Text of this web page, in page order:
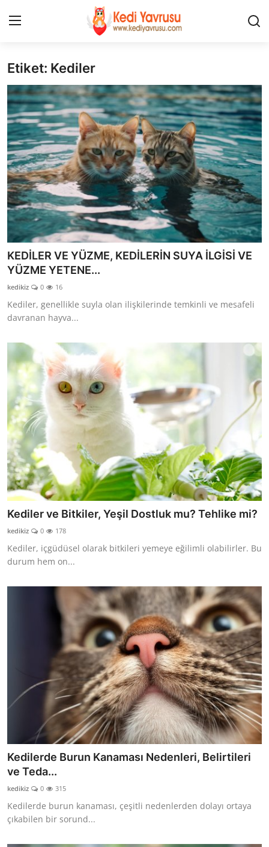
Giriş
İLETİŞİM
HAKKIMIZDA
REKLAM
KEDİ CİNSLERİ
KEDİPEDİA
KEDİ BAKIMI
KEDİ MAMASI
Etiket: Kediler
KEDİLER VE YÜZME, KEDİLERİN SUYA İLGİSİ VE
YÜZME YETENE...
kedikiz 0 16
Kediler, genellikle suyla olan ilişkilerinde temkinli ve mesafeli
davranan hayva...
Kediler ve Bitkiler, Yeşil Dostluk mu? Tehlike mi?
kedikiz 0 178
Kediler, içgüdüsel olarak bitkileri yemeye eğilimli olabilirler. Bu
durum hem on...
Kedilerde Burun Kanaması Nedenleri, Belirtileri
ve Teda...
kedikiz 0 315
Kedilerde burun kanaması, çeşitli nedenlerden dolayı ortaya
çıkabilen bir sorund...